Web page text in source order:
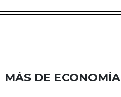
MÁS DE ECONOMÍA